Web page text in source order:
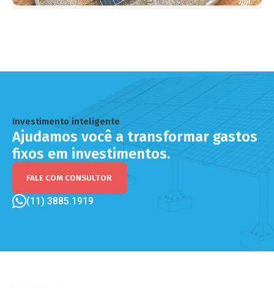
Investimento inteligente
Ajudamos você a transformar gastos
fixos em investimentos.
FALE COM CONSULTOR
(11) 3885.1919